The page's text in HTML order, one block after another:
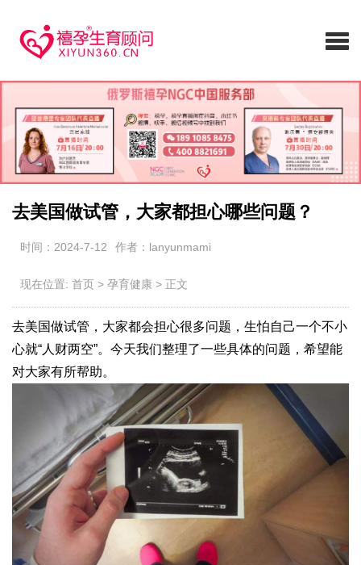
去美国做试管，大家都担心哪些问题？
时间：2024-7-12 作者：lanyunmami
现在位置: 首页 > 孕育健康 > 正文
去美国做试管，大家都会担心很多问题，生怕自己一个不小
心就“人财两空”。今天我们整理了一些具体的问题，希望能
对大家有所帮助。